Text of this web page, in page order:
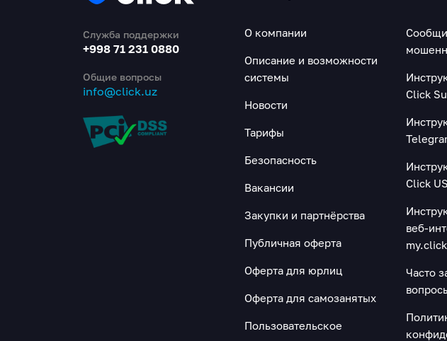
Служба поддержки
+998 71 231 0880
Общие вопросы
info@click.uz
О компании
Описание и возможности
системы
Новости
Тарифы
Безопасность
Вакансии
Закупки и партнёрства
Публичная оферта
Оферта для юрлиц
Оферта для самозанятых
Пользовательское
Click
Click
веб-
Часто